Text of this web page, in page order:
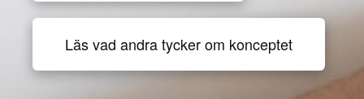
Läs vad andra tycker om konceptet